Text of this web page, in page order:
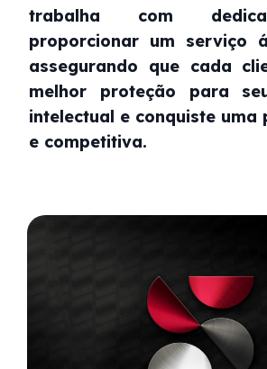
trabalha com
proporcionar um serviço
assegurando que cada
melhor proteção para
intelectual e conquiste uma
e competitiva.